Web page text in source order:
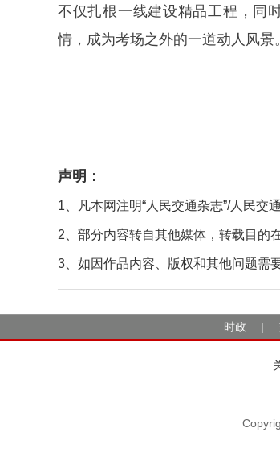
不仅扎根一线建设精品工程，同
情，成为考场之外的一道动人风景
声明：
1、凡本网注明“人民交通杂志”/人民交
2、部分内容转自其他媒体，转载目的
3、如因作品内容、版权和其他问题需
时政